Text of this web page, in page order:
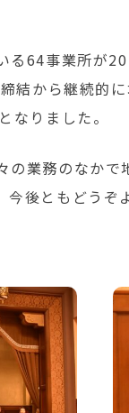
る64事業所が
結から継続的
なりました。
の業務のなか
後ともどうぞ